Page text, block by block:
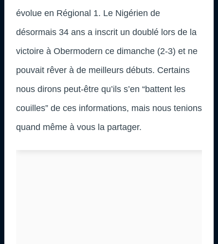
évolue en Régional 1. Le Nigérien de
désormais 34 ans a inscrit un doublé lors de la
victoire à Obermodern ce dimanche (2-3) et ne
pouvait rêver à de meilleurs débuts. Certains
nous dirons peut-être qu’ils s’en “battent les
couilles” de ces informations, mais nous tenions
quand même à vous la partager.